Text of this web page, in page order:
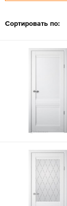
Сортировать по: